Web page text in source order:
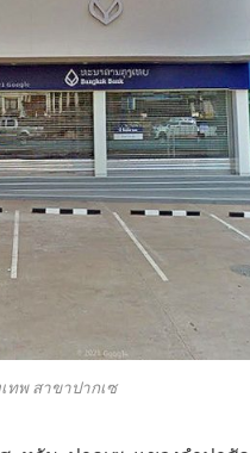
ทพ สาขาปากเซ